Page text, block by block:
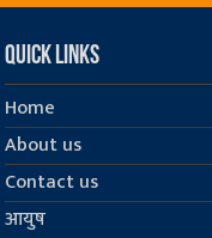
Quick Links
Home
About us
Contact us
आयुष